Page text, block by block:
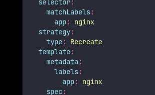
selector:
matchLabels:
app:
nginx
strategy:
type:
Recreate
template:
metadata:
labels:
app:
nginx
spec :